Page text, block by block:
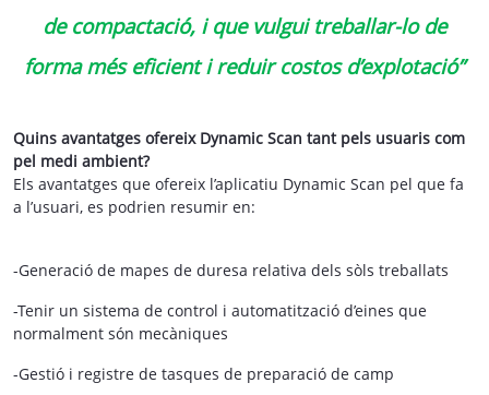
de compactació, i que vulgui treballar-lo de
forma més eficient i reduir costos d’explotació”
Quins avantatges ofereix Dynamic Scan tant pels usuaris com
pel medi ambient?
Els avantatges que ofereix l’aplicatiu Dynamic Scan pel que fa
a l’usuari, es podrien resumir en:
-Generació de mapes de duresa relativa dels sòls treballats
-Tenir un sistema de control i automatització d’eines que
normalment són mecàniques
-Gestió i registre de tasques de preparació de camp